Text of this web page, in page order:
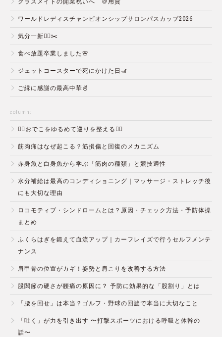
クラスメイトの開業祝いへ ＠用賀
ワールドレディスチャンピオンシップサロンパスカップ2026
気分一新💇‍♂️✂️
食べ放題卒業しました🌸
ジェットコースターで死にかけた日🎢
ご縁に感謝の最高中華🍜
column:
💆‍♀️おでこをゆるめて巡りを整える💆‍♂️
筋肉痛はなぜ起こる？筋損傷と回復のメカニズム
赤身魚と白身魚から学ぶ「筋肉の種類」と競技適性
水分補給は最高のコンディショニング｜マッサージ・ストレッチ後
にも大切な理由
ロコモティブ・シンドロームとは？原因・チェック方法・予防体操
まとめ
ふくらはぎを鍛えて血流アップ｜カーフレイズで行うセルフメンテ
ナンス
肩甲骨の位置がカギ！姿勢と肩こりを改善する方法
股関節の硬さが腰痛の原因に？ 予防に効果的な「股割り」とは
「腰を回せ」は本当？ゴルフ・野球の回旋で本当に大切なこと
「吐く」が力を引き出す 〜打撃スポーツにおける呼吸と体幹の
話〜